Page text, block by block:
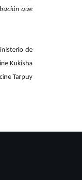
que
de
Kukisha
Tarpuy